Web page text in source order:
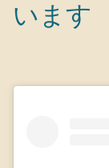
います